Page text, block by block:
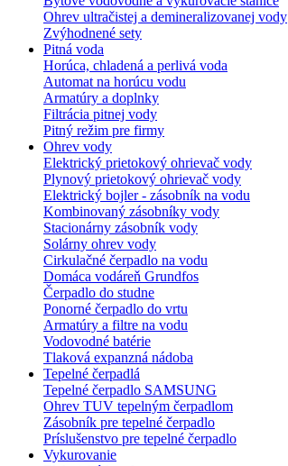
Ohrev ultračistej a demineralizovanej vody
Zvýhodnené sety
Pitná voda
Horúca, chladená a perlivá voda
Automat na horúcu vodu
Armatúry a doplnky
Filtrácia pitnej vody
Pitný režim pre firmy
Ohrev vody
Elektrický prietokový ohrievač vody
Plynový prietokový ohrievač vody
Elektrický bojler - zásobník na vodu
Kombinovaný zásobníky vody
Stacionárny zásobník vody
Solárny ohrev vody
Cirkulačné čerpadlo na vodu
Domáca vodáreň Grundfos
Čerpadlo do studne
Ponorné čerpadlo do vrtu
Armatúry a filtre na vodu
Vodovodné batérie
Tlaková expanzná nádoba
Tepelné čerpadlá
Tepelné čerpadlo SAMSUNG
Ohrev TUV tepelným čerpadlom
Zásobník pre tepelné čerpadlo
Príslušenstvo pre tepelné čerpadlo
Vykurovanie